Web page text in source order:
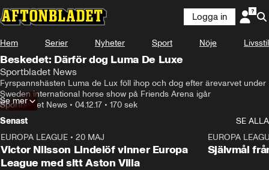
Logga in
Hem Serier Nyheter Sport Nöje Livsstil
Beskedet: Därför dog Luma De Luxe
Sportbladet News
Fyrspannshästen Luma de Lux föll ihop och dog efter ärevarvet under
Sweden international horse show på Friends Arena igår
Sportbladet News • 04.12.17 • 170 sek
Se mer
Senast
SE ALLA
EUROPA LEAGUE • 20 MAJ
Victor Nilsson Lindelöf vinner Europa
League med sitt Aston Villa
EUROPA
Självmål